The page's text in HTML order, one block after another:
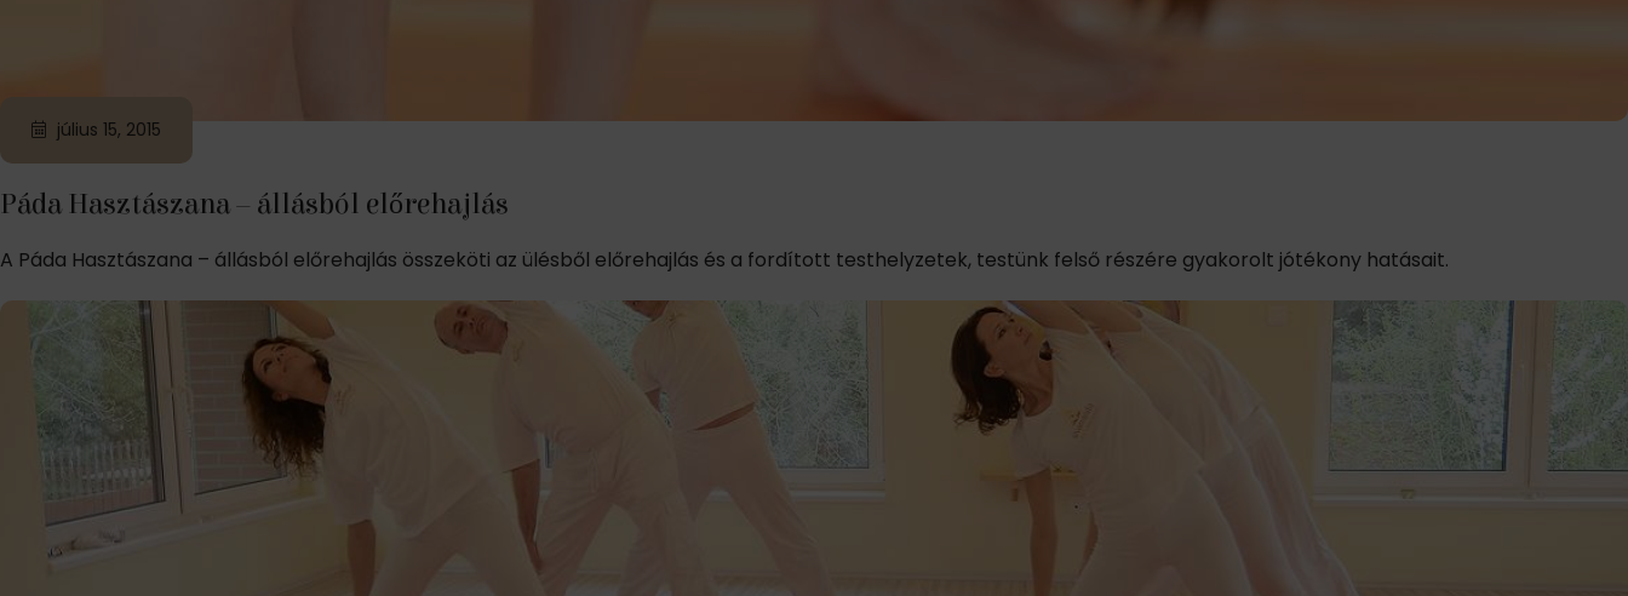
július 15, 2015
Páda Hasztászana – állásból előrehajlás
A Páda Hasztászana – állásból előrehajlás összeköti az ülésből előrehajlás és a fordított testhelyzetek, testünk felső részére gyakorolt jótékony hatásait.